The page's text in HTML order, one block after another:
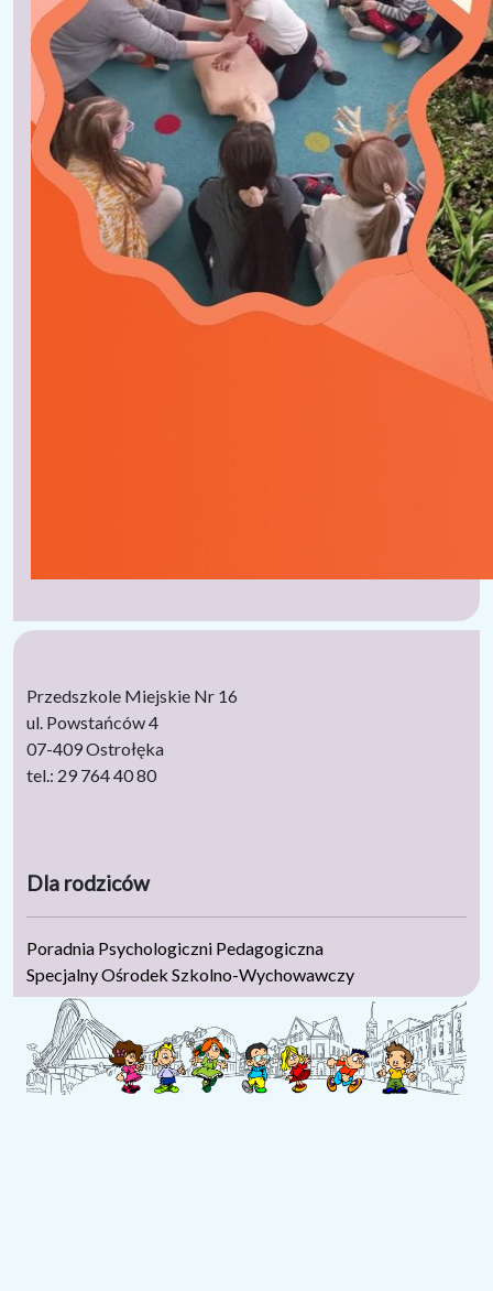
Przedszkole Miejskie Nr 16
ul. Powstańców 4
07-409 Ostrołęka
tel.: 29 764 40 80
Dla rodziców
Poradnia Psychologiczni Pedagogiczna
Specjalny Ośrodek Szkolno-Wychowawczy